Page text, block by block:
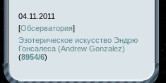
04.11.2011
[Обсерватория]
Эзотерическое искусство Эндрю
Гонсалеса (Andrew Gonzalez)
(8954/6)